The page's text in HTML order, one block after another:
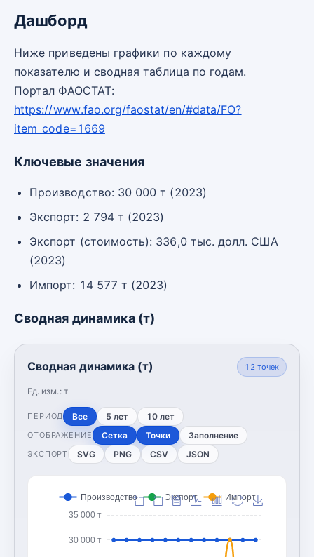
Дашборд
Ниже приведены графики по каждому
показателю и сводная таблица по годам.
Портал ФАОСТАТ:
https://www.fao.org/faostat/en/#data/FO?
item_code=1669
Ключевые значения
Производство: 30 000 т (2023)
Экспорт: 2 794 т (2023)
Экспорт (стоимость): 336,0 тыс. долл. США
(2023)
Импорт: 14 577 т (2023)
Сводная динамика (т)
Сводная динамика (т)
Ед. изм.: т
12 точек
ПЕРИОД Все 5 лет 10 лет
ОТОБРАЖЕНИЕ Сетка Точки Заполнение
ЭКСПОРТ SVG PNG CSV JSON
30 000 т
35 000 т
Производство Экспорт Импорт